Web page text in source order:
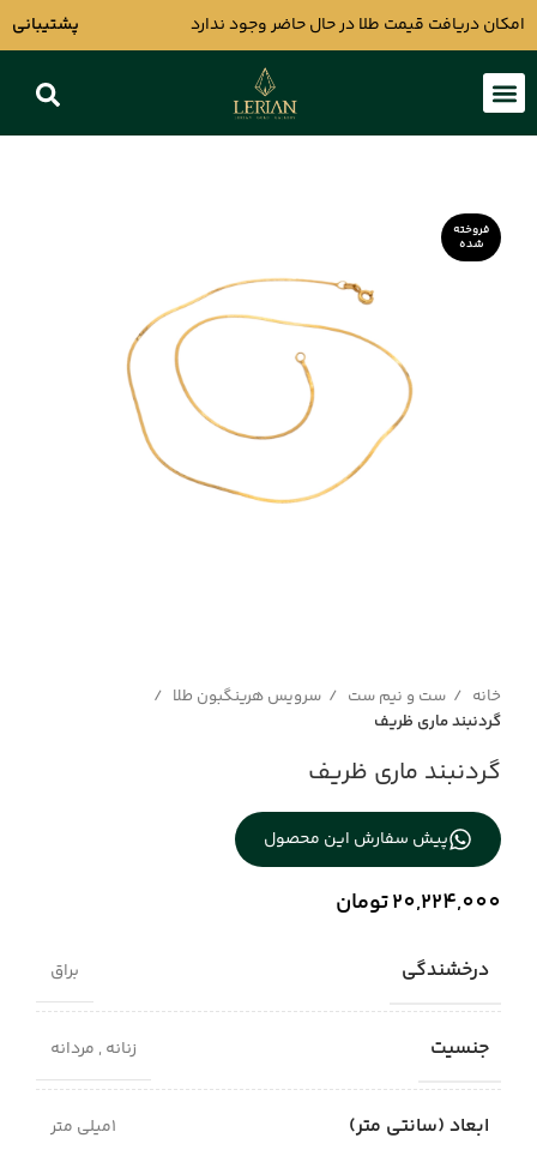
امکان دریافت قیمت طلا در حال حاضر وجود ندارد پشتیبانی
فروخته
شده
خانه ست و نیم ست
سرویس هرینگبون طلا
گردنبند ماری ظریف
گردنبند ماری ظریف
پیش سفارش این محصول
20,224,000تومان
درخشندگی براق
جنسیت زنانه , مردانه
ابعاد (سانتی متر) 1میلی متر